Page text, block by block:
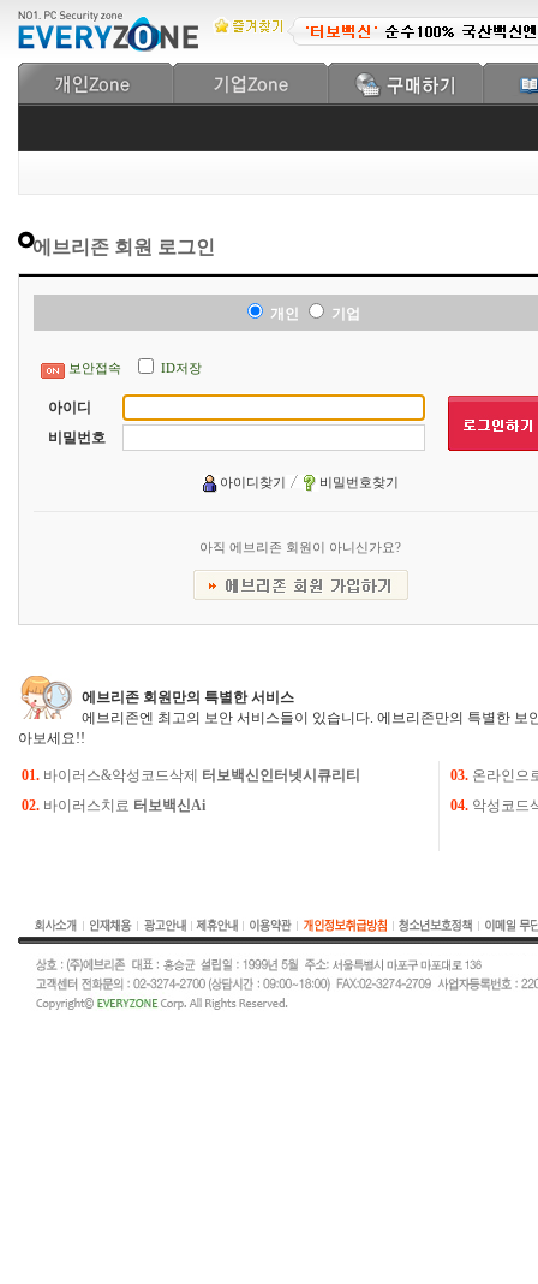
에브리존 회원 로그인
개인 기업
보안접속 ID저장
아이디
비밀번호
아이디찾기 비밀번호찾기
아직 에브리존 회원이 아니신가요?
에브리존 회원만의 특별한 서비스
에브리존엔 최고의 보안 서비스들이 있습니다. 에브리존만의 특별한 보
아보세요!!
01. 바이러스&악성코드삭제 터보백신인터넷시큐리티 03. 온라인으
02. 바이러스치료 터보백신Ai 04. 악성코드